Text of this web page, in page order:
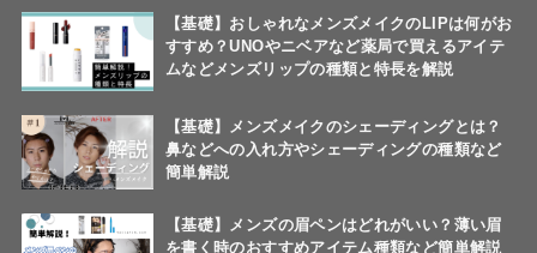
【基礎】おしゃれなメンズメイクのLIPは何がお
すすめ？UNOやニベアなど薬局で買えるアイテ
ムなどメンズリップの種類と特長を解説
【基礎】メンズメイクのシェーディングとは？
鼻などへの入れ方やシェーディングの種類など
簡単解説
【基礎】メンズの眉ペンはどれがいい？薄い眉
を書く時のおすすめアイテム種類など簡単解説